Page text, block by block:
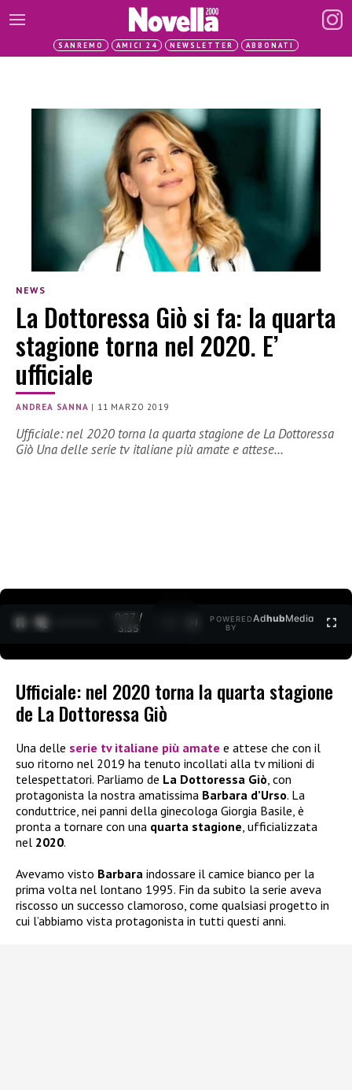
SANREMO AMICI 24 NEWSLETTER ABBONATI
NEWS
La Dottoressa Giò si fa: la quarta
stagione torna nel 2020. E’
ufficiale
ANDREA SANNA | 11 MARZO 2019
Ufficiale: nel 2020 torna la quarta stagione de La Dottoressa
Giò Una delle serie tv italiane più amate e attese…
0:29 /
3:35
POWERED
BY
AdhubMedia
Ufficiale: nel 2020 torna la quarta stagione
de La Dottoressa Giò
Una delle serie tv italiane più amate e attese che con il
suo ritorno nel 2019 ha tenuto incollati alla tv milioni di
telespettatori. Parliamo de La Dottoressa Giò, con
protagonista la nostra amatissima Barbara d’Urso. La
conduttrice, nei panni della ginecologa Giorgia Basile, è
pronta a tornare con una quarta stagione, ufficializzata
nel 2020.
Avevamo visto Barbara indossare il camice bianco per la
prima volta nel lontano 1995. Fin da subito la serie aveva
riscosso un successo clamoroso, come qualsiasi progetto in
cui l’abbiamo vista protagonista in tutti questi anni.